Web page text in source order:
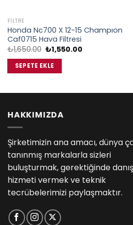
FILTRE
Honda Nc700 X 12-15 Champıon
Caf0715 Hava Filtresi
₺1,650.00 Orijinal
fiyat:
₺1,650.00.
₺1,550.00
SEPETE EKLE
HAKKIMIZDA
Şirketimizin ana amacı, dünya
tanınmış markalarla sizleri
buluşturmak, gerektiğinde
hizmeti vermek ve teknik
tecrübelerimizi paylaşmaktır.